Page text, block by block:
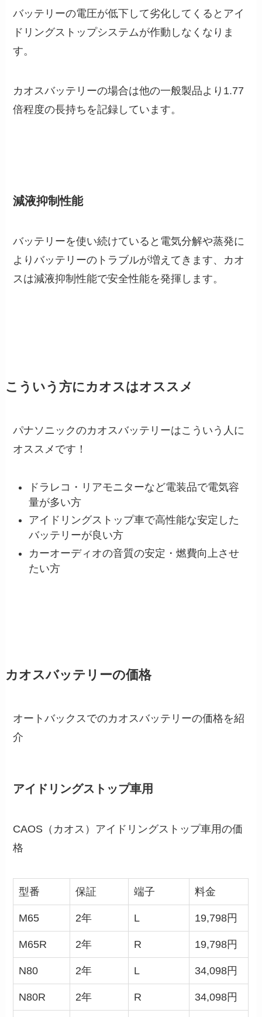
バッテリーの電圧が低下して劣化してくるとアイ
ドリングストップシステムが作動しなくなりま
す。
カオスバッテリーの場合は他の一般製品より1.77
倍程度の長持ちを記録しています。
減液抑制性能
バッテリーを使い続けていると電気分解や蒸発に
よりバッテリーのトラブルが増えてきます、カオ
スは減液抑制性能で安全性能を発揮します。
こういう方にカオスはオススメ
パナソニックのカオスバッテリーはこういう人に
オススメです！
ドラレコ・リアモニターなど電装品で電気容
量が多い方
アイドリングストップ車で高性能な安定した
バッテリーが良い方
カーオーディオの音質の安定・燃費向上させ
たい方
カオスバッテリーの価格
オートバックスでのカオスバッテリーの価格を紹
介
アイドリングストップ車用
CAOS（カオス）アイドリングストップ車用の価
格
型番 保証 端子 料金
M65 2年 L 19,798円
M65R 2年 R 19,798円
N80 2年 L 34,098円
N80R 2年 R 34,098円